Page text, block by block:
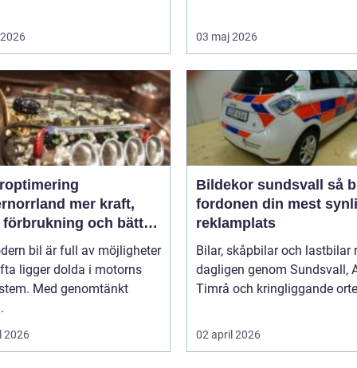
03 maj 2026
mer kraft,
förbrukning och bättre
bil är full av möjligheter
ligger dolda i motorns
Med genomtänkt
2026
Bildekor sundsvall så blir
fordonen din mest
reklamplats
Bilar, skåpbilar och lastbilar
dagligen genom Sundsvall,
Timrå och kringliggande
02 april 2026